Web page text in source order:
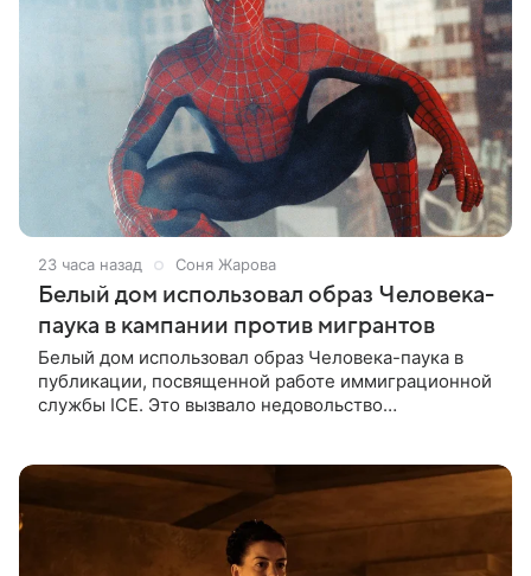
23 часа назад Соня Жарова
Белый дом использовал образ Человека-
паука в кампании против мигрантов
Белый дом использовал образ Человека-паука в
публикации, посвященной работе иммиграционной
службы ICE. Это вызвало недовольство